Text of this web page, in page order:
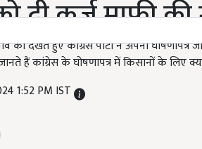
दी कर्ज माफी की
देखते हुए कांग्रेस पार्टी ने अपना घोषणापत्र
हैं कांग्रेस के घोषणापत्र में किसानों के लिए
1:52 PM IST